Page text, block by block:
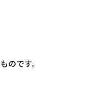
のです。